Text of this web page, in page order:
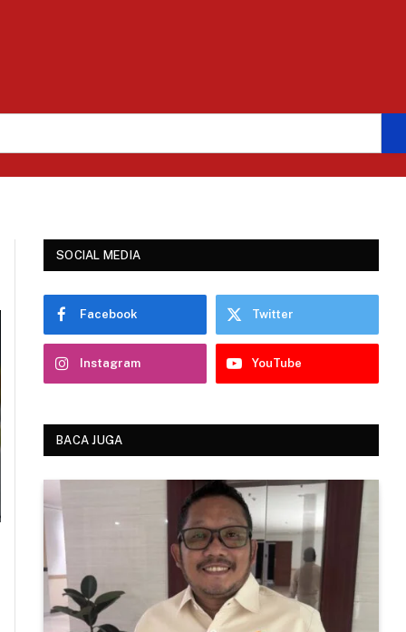
SOCIAL MEDIA
Facebook Twitter
Instagram YouTube
BACA JUGA